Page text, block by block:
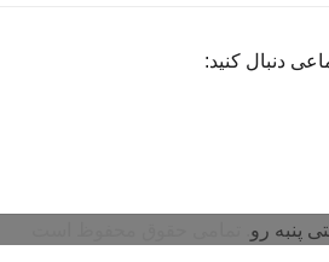
دنبال کنید:
پنبه رو